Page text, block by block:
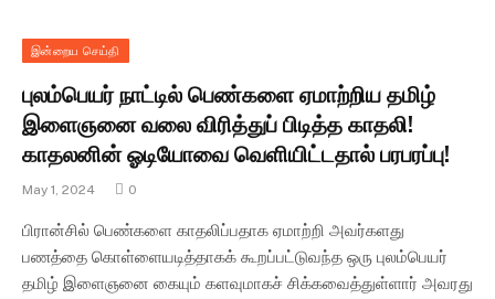
இன்றைய செய்தி
புலம்பெயர் நாட்டில் பெண்களை ஏமாற்றிய தமிழ்
இளைஞனை வலை விரித்துப் பிடித்த காதலி!
காதலனின் ஓடியோவை வெளியிட்டதால் பரபரப்பு!
May 1, 2024 0
பிரான்சில் பெண்களை காதலிப்பதாக ஏமாற்றி அவர்களது
பணத்தை கொள்ளையடித்தாகக் கூறப்பட்டுவந்த ஒரு புலம்பெயர்
தமிழ் இளைஞனை கையும் களவுமாகச் சிக்கவைத்துள்ளார் அவரது